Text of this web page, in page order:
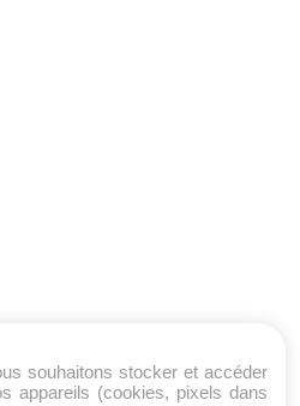
souhaitons stocker et accéder
appareils (cookies, pixels dans